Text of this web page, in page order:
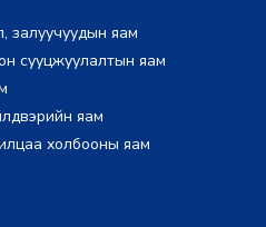
залуучуудын яам
сууцжуулалтын яам
яам
холбооны яам